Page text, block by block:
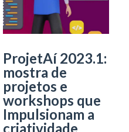
ProjetAí 2023.1:
mostra de
projetos e
workshops que
Impulsionam a
criatividade